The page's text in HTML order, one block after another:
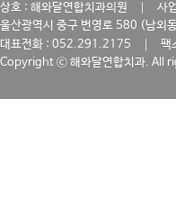
상호 : 해와달연합치과의원 사
울산광역시 중구 번영로 580 (남외
대표전화 : 052.291.2175
팩
Copyright ⓒ 해와달연합치과. All